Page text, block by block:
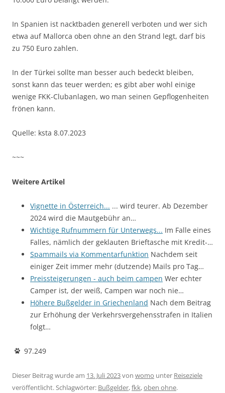
In Spanien ist nacktbaden generell verboten und wer sich
etwa auf Mallorca oben ohne an den Strand legt, darf bis
zu 750 Euro zahlen.
In der Türkei sollte man besser auch bedeckt bleiben,
sonst kann das teuer werden; es gibt aber wohl einige
wenige FKK-Clubanlagen, wo man seinen Gepflogenheiten
frönen kann.
Quelle: ksta 8.07.2023
~~~
Weitere Artikel
Vignette in Österreich... ... wird teurer. Ab Dezember
2024 wird die Mautgebühr an…
Wichtige Rufnummern für Unterwegs... Im Falle eines
Falles, nämlich der geklauten Brieftasche mit Kredit-…
Spammails via Kommentarfunktion Nachdem seit
einiger Zeit immer mehr (dutzende) Mails pro Tag…
Preissteigerungen - auch beim campen Wer echter
Camper ist, der weiß, Campen war noch nie…
Höhere Bußgelder in Griechenland Nach dem Beitrag
zur Erhöhung der Verkehrsvergehensstrafen in Italien
folgt…
97.249
Dieser Beitrag wurde am 13. Juli 2023von womo unter Reiseziele
veröffentlicht. Schlagwörter: Bußgelder,fkk,oben ohne.